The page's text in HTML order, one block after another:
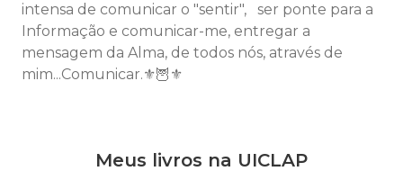
intensa de comunicar o "sentir", ser ponte para a
Informação e comunicar-me, entregar a
mensagem da Alma, de todos nós, através de
mim...Comunicar.⚜🦉⚜
Meus livros na UICLAP